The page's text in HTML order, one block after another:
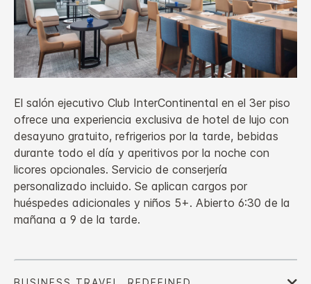
El salón ejecutivo Club InterContinental en el 3er piso
ofrece una experiencia exclusiva de hotel de lujo con
desayuno gratuito, refrigerios por la tarde, bebidas
durante todo el día y aperitivos por la noche con
licores opcionales. Servicio de conserjería
personalizado incluido. Se aplican cargos por
huéspedes adicionales y niños 5+. Abierto 6:30 de la
mañana a 9 de la tarde.